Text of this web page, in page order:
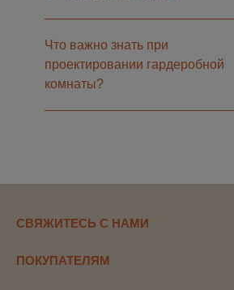
Что важно знать при
проектировании гардеробной
комнаты?
СВЯЖИТЕСЬ С НАМИ
ПОКУПАТЕЛЯМ